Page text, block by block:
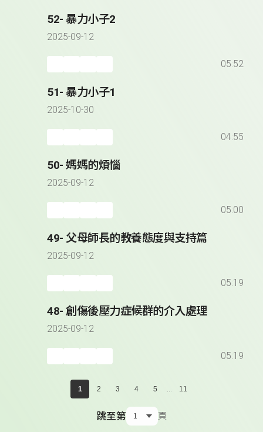
52- 暴力小子2
2025-09-12
05:52
51- 暴力小子1
2025-10-30
04:55
50- 媽媽的煩惱
2025-09-12
05:00
49- 父母師長的教養態度與支持篇
2025-09-12
05:19
48- 創傷後壓力症候群的介入處理
2025-09-12
05:19
1 2 3 4 5 ... 11
跳至第 頁